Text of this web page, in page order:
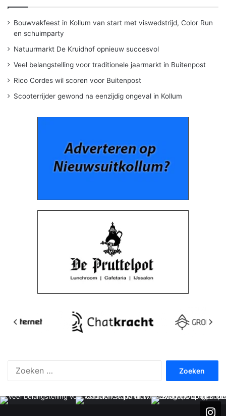
Bouwvakfeest in Kollum van start met viswedstrijd, Color Run
en schuimparty
Natuurmarkt De Kruidhof opnieuw succesvol
Veel belangstelling voor traditionele jaarmarkt in Buitenpost
Rico Cordes wil scoren voor Buitenpost
Scooterrijder gewond na eenzijdig ongeval in Kollum